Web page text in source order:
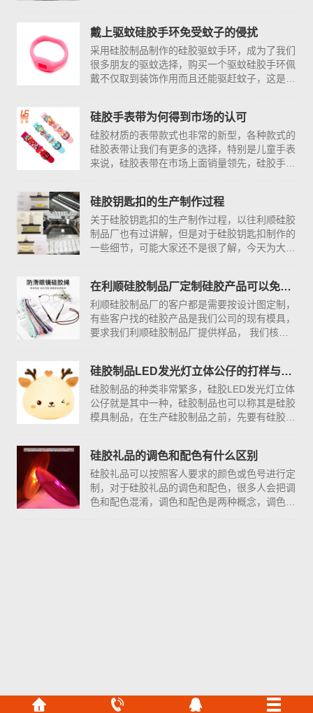
戴上驱蚊硅胶手环免受蚊子的侵扰
采用硅胶制品制作的硅胶驱蚊手环，成为了我们
很多朋友的驱蚊选择，购买一个驱蚊硅胶手环佩
戴不仅取到装饰作用而且还能驱赶蚊子，这是两
硅胶手表带为何得到市场的认可
硅胶材质的表带款式也非常的新型，各种款式的
硅胶表带让我们有更多的选择，特别是儿童手表
来说，硅胶表带在市场上面销量领先，硅胶手表
硅胶钥匙扣的生产制作过程
关于硅胶钥匙扣的生产制作过程，以往利顺硅胶
制品厂也有过讲解，但是对于硅胶钥匙扣制作的
一些细节，可能大家还不是很了解，今天为大家
在利顺硅胶制品厂定制硅胶产品可以免费打样
利顺硅胶制品厂的客户都是需要按设计图定制，
有些客户找的硅胶产品是我们公司的现有模具，
要求我们利顺硅胶制品厂提供样品， 我们核对
硅胶制品LED发光灯立体公仔的打样与做货
硅胶制品的种类非常繁多，硅胶LED发光灯立体
公仔就是其中一种，硅胶制品也可以称其是硅胶
模具制品，在生产硅胶制品之前，先要有硅胶模
硅胶礼品的调色和配色有什么区别
硅胶礼品可以按照客人要求的颜色或色号进行定
制，对于硅胶礼品的调色和配色，很多人会把调
色和配色混淆，调色和配色是两种概念，调色指